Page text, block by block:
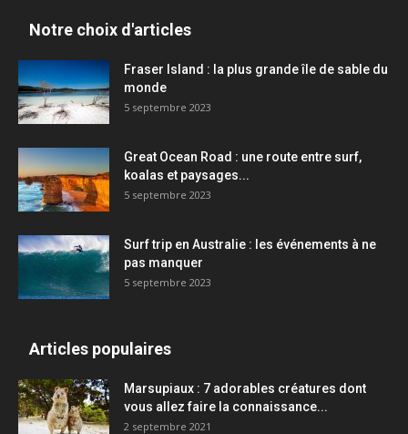
Notre choix d'articles
Fraser Island : la plus grande île de sable du
monde
5 septembre 2023
Great Ocean Road : une route entre surf,
koalas et paysages...
5 septembre 2023
Surf trip en Australie : les événements à ne
pas manquer
5 septembre 2023
Articles populaires
Marsupiaux : 7 adorables créatures dont
vous allez faire la connaissance...
2 septembre 2021